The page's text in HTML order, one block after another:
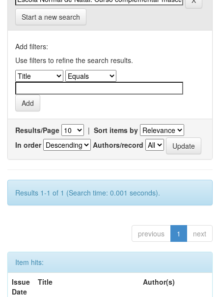
Start a new search
Add filters:
Use filters to refine the search results.
Results/Page | Sort items by
In order
Authors/record
Results 1-1 of 1 (Search time: 0.001 seconds).
previous 1 next
Item hits:
Issue
Date
Title Author(s)